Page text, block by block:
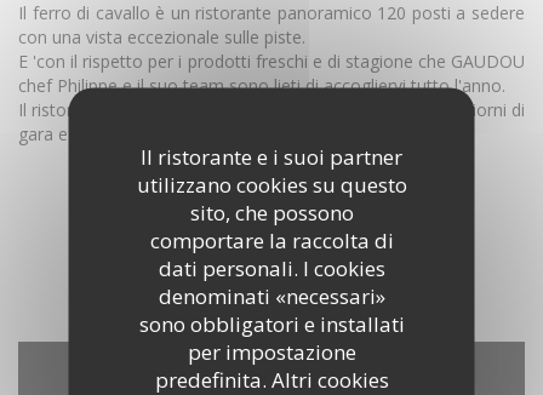
Il ristorante e i suoi partner
utilizzano cookies su questo
sito, che possono
comportare la raccolta di
dati personali. I cookies
denominati «necessari»
sono obbligatori e installati
per impostazione
predefinita. Altri cookies
Il ferro di cavallo è un ristorante panoramico 120 posti a sedere
con una vista eccezionale sulle piste.
E 'con il rispetto per i prodotti freschi e di stagione che GAUDOU
chef Philippe e il suo team sono lieti di accogliervi tutto l'anno.
Il ristorante è aperto a pranzo dal Lunedi al Venerdì, nei giorni di
gara e la sera su prenotazione.
SCOPRI IL LUOGO